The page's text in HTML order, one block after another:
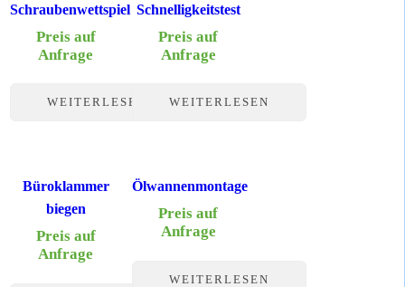
Schraubenwettspiel
Preis auf
Anfrage
WEITERLESEN
Schnelligkeitstest
Preis auf
Anfrage
WEITERLESEN
Büroklammer
biegen
Preis auf
Anfrage
Ölwannenmontage
Preis auf
Anfrage
WEITERLESEN